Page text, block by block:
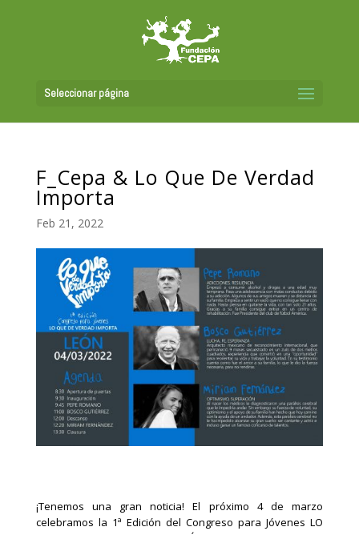
Seleccionar página
F_Cepa & Lo Que De Verdad
Importa
Feb 21, 2022
¡Tenemos una gran noticia! El próximo 4 de marzo
celebramos la 1ª Edición del Congreso para Jóvenes LO